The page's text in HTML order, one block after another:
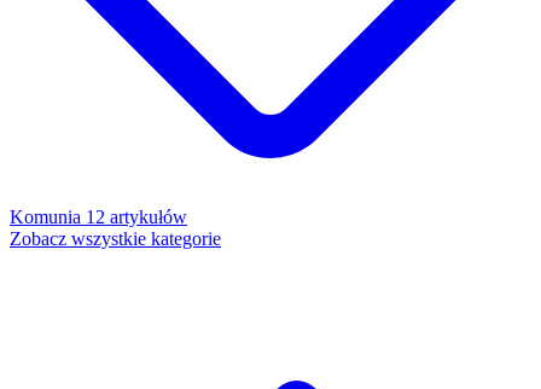
Komunia 12 artykułów
Zobacz wszystkie kategorie